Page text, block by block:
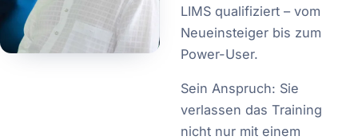
LIMS qualifiziert – vom
Neueinsteiger bis zum
Power-User.
Sein Anspruch: Sie
verlassen das Training
nicht nur mit einem